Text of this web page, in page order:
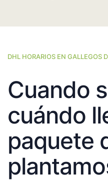
DHL HORARIOS EN GALLEGOS
Cuando
cuándo
paquete